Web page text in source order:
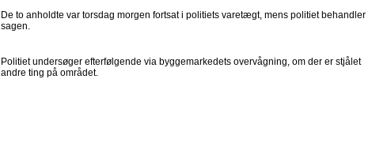
De to anholdte var torsdag morgen fortsat i politiets varetægt, mens politiet behandler
sagen.
Politiet undersøger efterfølgende via byggemarkedets overvågning, om der er stjålet
andre ting på området.